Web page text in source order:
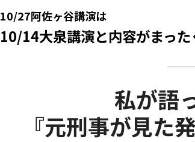
10/27阿佐ヶ谷講演は
10/14大泉講演と内容がまった
私が語
『元刑事が見た